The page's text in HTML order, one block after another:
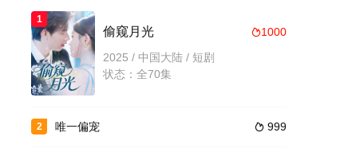
1
1000
偷窥月光
2025 / 中国大陆 / 短剧
状态：全70集
2  999
唯一偏宠